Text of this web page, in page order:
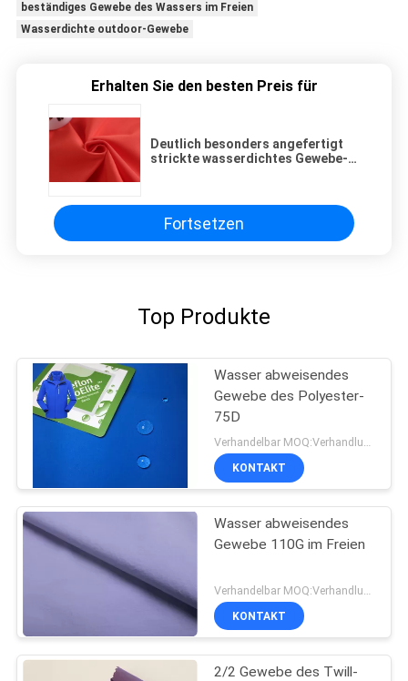
beständiges Gewebe des Wassers im Freien
Wasserdichte outdoor-Gewebe
Erhalten Sie den besten Preis für
Deutlich besonders angefertigt
strickte wasserdichtes Gewebe-
Fortsetzen
Top Produkte
Wasser abweisendes
Gewebe des Polyester-
75D
KONTAKT
Wasser abweisendes
Gewebe 110G im Freien
KONTAKT
2/2 Gewebe des Twill-